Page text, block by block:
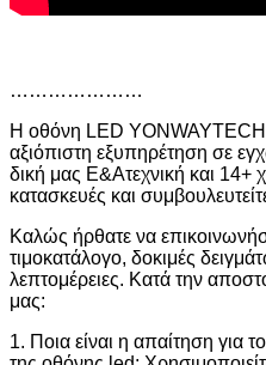
…………………
Η οθόνη LED YONWAYTECH
αξιόπιστη εξυπηρέτηση σε
δική μας Ε&Ατεχνική και 14+
κατασκευές και
Καλώς ήρθατε να
τιμοκατάλογο, δοκιμές
λεπτομέρειες. Κατά την
μας:
1. Ποια είναι η απαίτηση για